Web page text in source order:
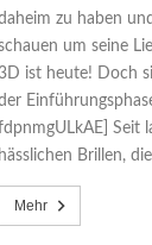
zu haben
um seine
ist heute! Doch
Seit
hässlichen Brillen,
Mehr